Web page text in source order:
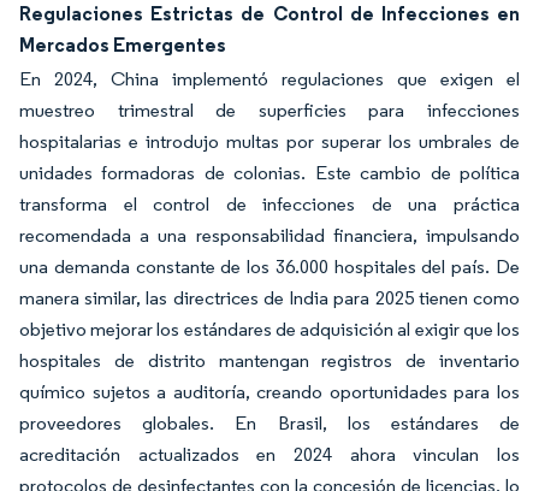
Regulaciones Estrictas de Control de Infecciones en
Mercados Emergentes
En 2024, China implementó regulaciones que exigen el
muestreo trimestral de superficies para infecciones
hospitalarias e introdujo multas por superar los umbrales de
unidades formadoras de colonias. Este cambio de política
transforma el control de infecciones de una práctica
recomendada a una responsabilidad financiera, impulsando
una demanda constante de los 36.000 hospitales del país. De
manera similar, las directrices de India para 2025 tienen como
objetivo mejorar los estándares de adquisición al exigir que los
hospitales de distrito mantengan registros de inventario
químico sujetos a auditoría, creando oportunidades para los
proveedores globales. En Brasil, los estándares de
acreditación actualizados en 2024 ahora vinculan los
protocolos de desinfectantes con la concesión de licencias, lo